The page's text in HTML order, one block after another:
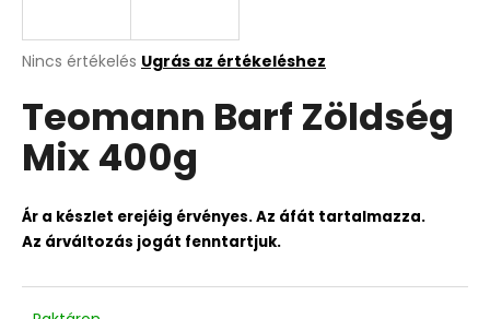
A
átlagos
értékelése
5-
ből
csillag.
Nincs értékelés Ugrás az értékeléshez
Teomann Barf Zöldség
Mix 400g
Ár a készlet erejéig érvényes. Az áfát tartalmazza.
Az árváltozás jogát fenntartjuk.